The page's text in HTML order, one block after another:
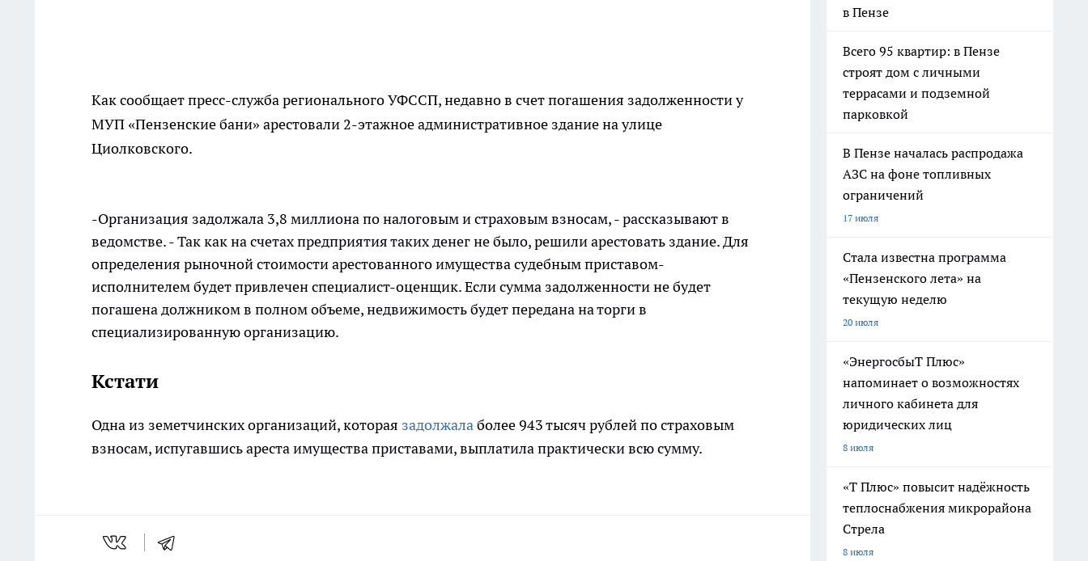
Как сообщает пресс-служба регионального УФССП, недавно в счет погашения задолженности у
МУП «Пензенские бани» арестовали 2-этажное административное здание на улице
Циолковского.
-Организация задолжала 3,8 миллиона по налоговым и страховым взносам, - рассказывают в
ведомстве. - Так как на счетах предприятия таких денег не было, решили арестовать здание. Для
определения рыночной стоимости арестованного имущества судебным приставом-
исполнителем будет привлечен специалист-оценщик. Если сумма задолженности не будет
погашена должником в полном объеме, недвижимость будет передана на торги в
специализированную организацию.
Кстати
Одна из земетчинских организаций, которая задолжалаболее 943 тысяч рублей по страховым
взносам, испугавшись ареста имущества приставами, выплатила практически всю сумму.
в Пензе
Всего 95 квартир: в Пензе
строят дом с личными
террасами и подземной
парковкой
В Пензе началась распродажа
АЗС на фоне топливных
ограничений
17 июля
Стала известна программа
«Пензенского лета» на
текущую неделю
20 июля
«ЭнергосбыТ Плюс»
напоминает о возможностях
личного кабинета для
юридических лиц
8 июля
«Т Плюс» повысит надёжность
теплоснабжения микрорайона
Стрела
8 июля